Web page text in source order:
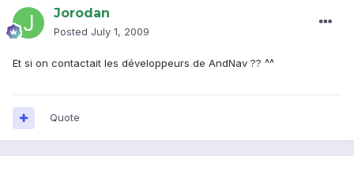
Jorodan
Posted July 1, 2009
Et si on contactait les développeurs de AndNav ?? ^^
Quote